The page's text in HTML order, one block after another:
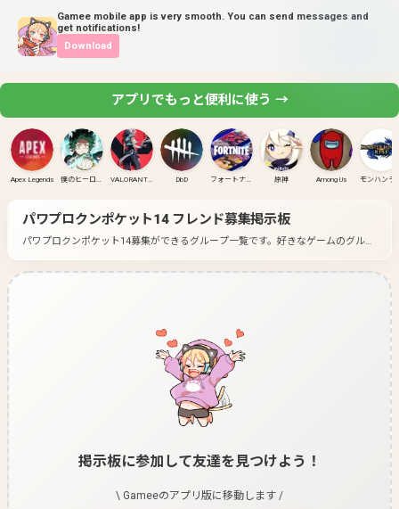
Gamee mobile app is very smooth. You can send messages and
get notifications!
Download
アプリでもっと便利に使う →
Apex Legends 僕のヒーローアカデミア ULTRA RUMBLE VALORANT(PC) DbD フォートナイト 原神 Among Us
パワプロクンポケット14フレンド募集掲示板
パワプロクンポケット14募集ができるグループ一覧です。 好きなゲームのグルー
掲示板に参加して友達を見つけよう！
\ Gameeのアプリ版に移動します /